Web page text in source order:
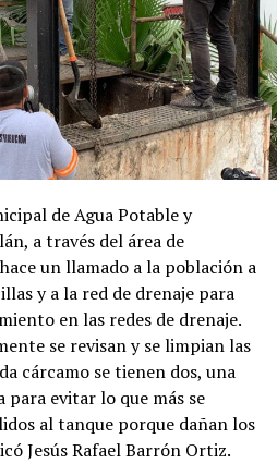
de Agua Potable y
a través del área de
un llamado a la población a
y a la red de drenaje para
en las redes de drenaje.
se revisan y se limpian las
cárcamo se tienen dos, una
para evitar lo que más se
al tanque porque dañan los
Jesús Rafael Barrón Ortiz.